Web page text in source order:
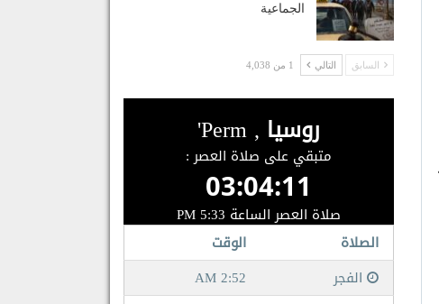
الجماعية
السابق التالي 1 من 4,038